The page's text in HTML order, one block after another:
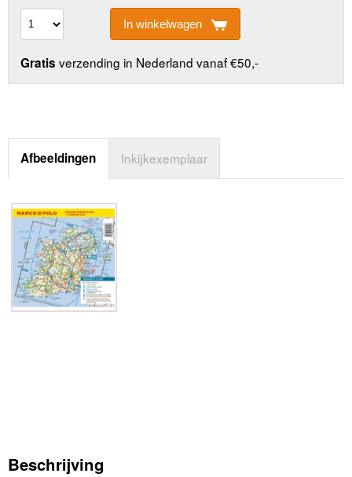
In winkelwagen
Gratis verzending in Nederland vanaf €50,-
Afbeeldingen Inkijkexemplaar
Beschrijving